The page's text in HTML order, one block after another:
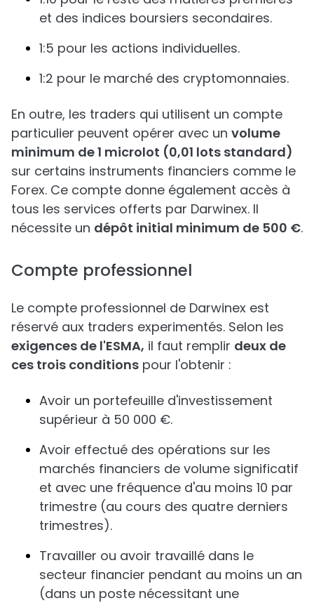
et des indices boursiers secondaires.
1:5 pour les actions individuelles.
1:2 pour le marché des cryptomonnaies.
En outre, les traders qui utilisent un compte
particulier peuvent opérer avec un volume
minimum de 1 microlot (0,01 lots standard)
sur certains instruments financiers comme le
Forex. Ce compte donne également accès à
tous les services offerts par Darwinex. Il
nécessite un dépôt initial minimum de 500 €.
Compte professionnel
Le compte professionnel de Darwinex est
réservé aux traders experimentés. Selon les
exigences de l'ESMA, il faut remplir deux de
ces trois conditions pour l'obtenir :
Avoir un portefeuille d'investissement
supérieur à 50 000 €.
Avoir effectué des opérations sur les
marchés financiers de volume significatif
et avec une fréquence d'au moins 10 par
trimestre (au cours des quatre derniers
trimestres).
Travailler ou avoir travaillé dans le
secteur financier pendant au moins un an
(dans un poste nécessitant une